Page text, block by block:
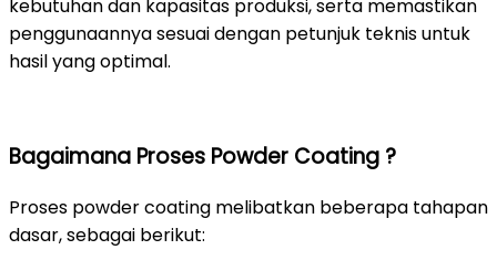
kebutuhan dan kapasitas produksi, serta memastikan
penggunaannya sesuai dengan petunjuk teknis untuk
hasil yang optimal.
Bagaimana Proses Powder Coating ?
Proses powder coating melibatkan beberapa tahapan
dasar, sebagai berikut: